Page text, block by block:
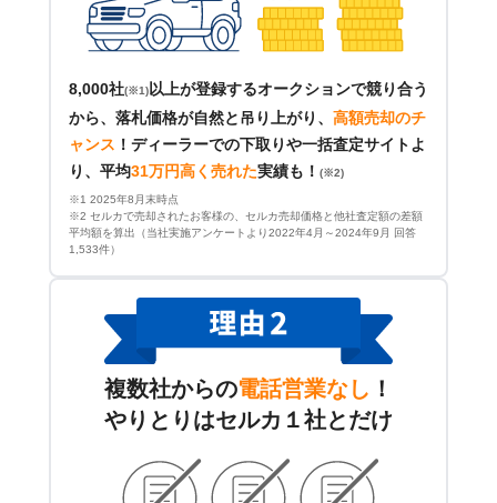
8,000社(※1) 以上が登録するオークションで競り合う
から、落札価格が自然と吊り上がり、 高額売却のチ
ャンス ！ ディーラーでの下取りや一括査定サイトよ
り、平均31万円高く売れた実績も！ (※2)
※1 2025年8月末時点
※2 セルカで売却されたお客様の、セルカ売却価格と他社査定額の差額
平均額を算出（当社実施アンケートより2022年4月～2024年9月 回答
1,533件）
複数社からの電話営業なし ！
やりとりはセルカ１社とだけ